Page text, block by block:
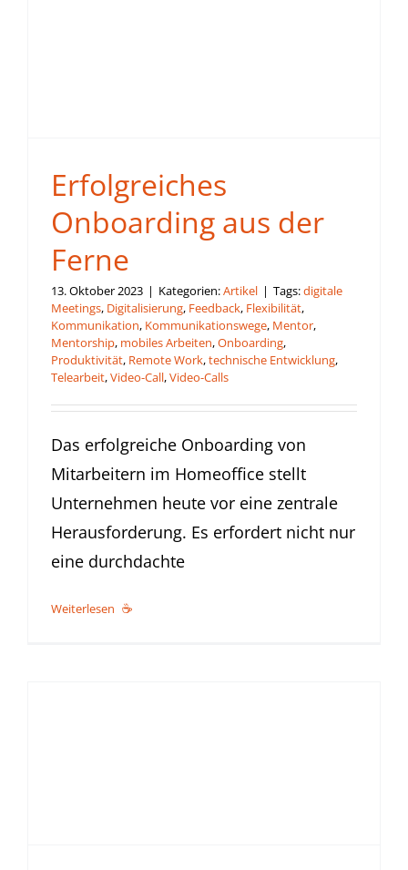
Erfolgreiches
Onboarding aus der
Ferne
13. Oktober 2023 | Kategorien:Artikel | Tags:digitale
Meetings, Digitalisierung, Feedback, Flexibilität,
Kommunikation, Kommunikationswege, Mentor,
Mentorship, mobiles Arbeiten,Onboarding,
Produktivität, Remote Work,technische Entwicklung,
Telearbeit,Video-Call,Video-Calls
Das erfolgreiche Onboarding von
Mitarbeitern im Homeoffice stellt
Unternehmen heute vor eine zentrale
Herausforderung. Es erfordert nicht nur
eine durchdachte
Weiterlesen